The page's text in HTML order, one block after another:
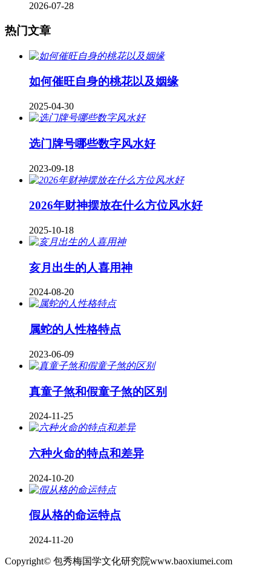
2026-07-28
热门文章
如何催旺自身的桃花以及姻缘
2025-04-30
​选门牌号哪些数字风水好
2023-09-18
2026年财神摆放在什么方位风水好
2025-10-18
亥月出生的人喜用神
2024-08-20
属蛇的人性格特点
2023-06-09
真童子煞和假童子煞的区别
2024-11-25
六种火命的特点和差异
2024-10-20
假从格的命运特点
2024-11-20
Copyright© 包秀梅国学文化研究院www.baoxiumei.com